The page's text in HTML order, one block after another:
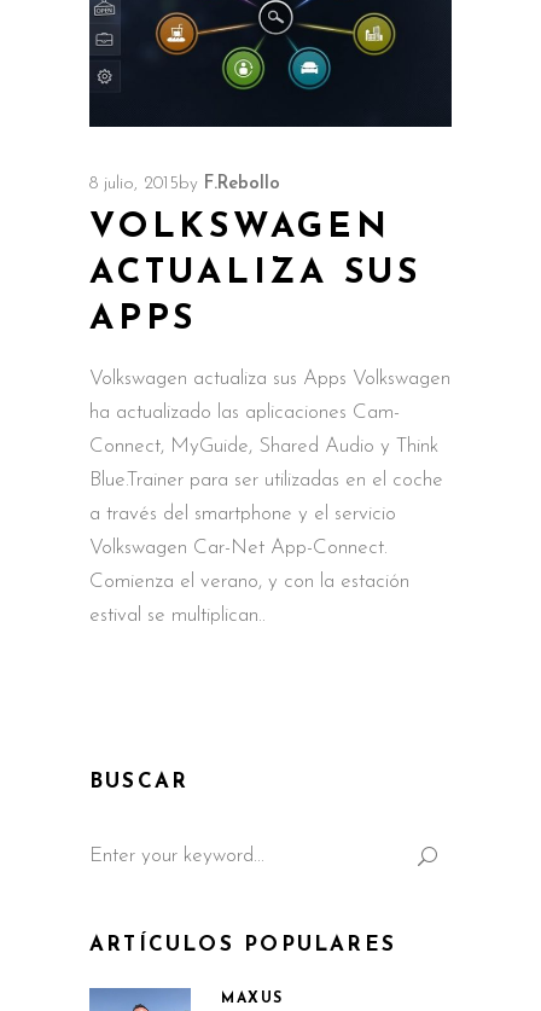
8 julio, 2015 by F.Rebollo
VOLKSWAGEN
ACTUALIZA SUS
APPS
Volkswagen actualiza sus Apps Volkswagen
ha actualizado las aplicaciones Cam-
Connect, MyGuide, Shared Audio y Think
Blue.Trainer para ser utilizadas en el coche
a través del smartphone y el servicio
Volkswagen Car-Net App-Connect.
Comienza el verano, y con la estación
estival se multiplican
BUSCAR
for:
ARTÍCULOS POPULARES
MAXUS